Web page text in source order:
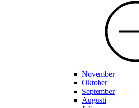
November
Oktober
September
Augusti